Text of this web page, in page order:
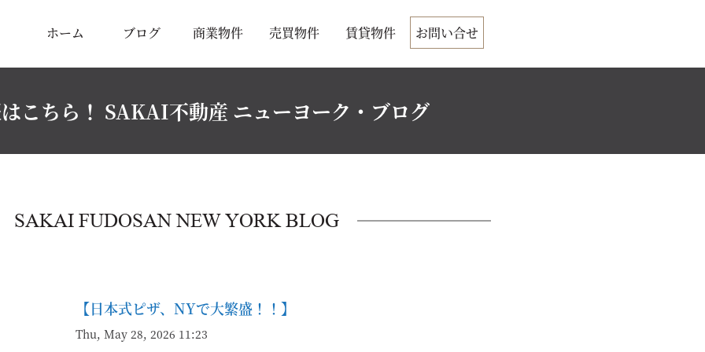
ホーム ブログ 商業物件 売買物件 賃貸物件 お問い合せ
こちら！ SAKAI不動産 ニューヨーク・ブログ
SAKAI FUDOSAN NEW YORK BLOG
【日本式ピザ、NYで大繁盛！！】
Thu, May 28, 2026 11:23